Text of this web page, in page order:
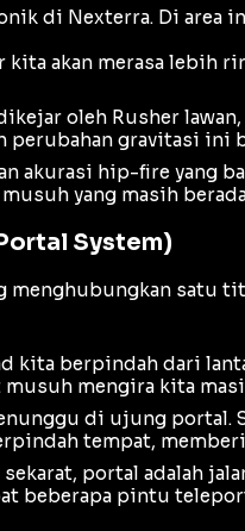
di Nexterra. Di area
kita akan merasa
oleh Rusher
gravitasi ini
akurasi hip-fire yang
yang masih
System)
satu
kita berpindah dari
musuh mengira kita
di ujung portal.
tempat,
portal adalah
beberapa pintu